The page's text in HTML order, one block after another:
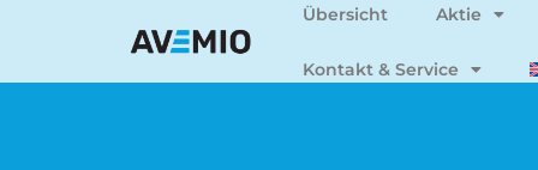
Übersicht Aktie
Kontakt & Service